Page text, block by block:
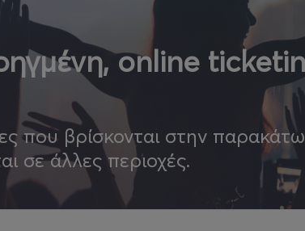
online
που βρίσκονται στην παρακάτω
σε άλλες περιοχές.